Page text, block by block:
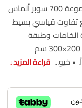
اسم المنتج والمقاس: سجادة ريدز من مجموعة 700 سوبر ألماس
تفاوت قياسي بسيط
عن طبيعة الخامات وطبقة
الظهر. المقاسات المتوفرة: 150×230 سم 200×300 سم
• خيو... قراءة المزيد↓